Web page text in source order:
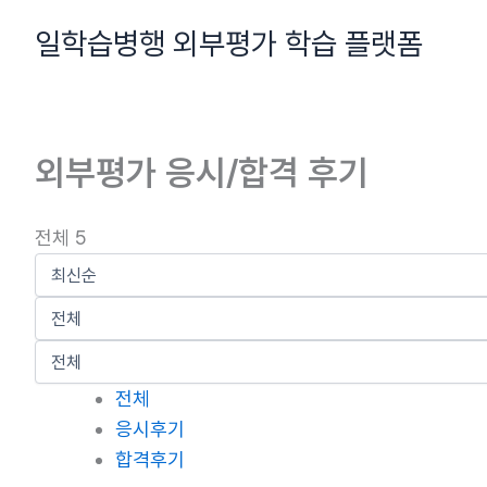
일학습병행 외부평가 학습 플랫폼
외부평가 응시/합격 후기
전체 5
전체
응시후기
합격후기